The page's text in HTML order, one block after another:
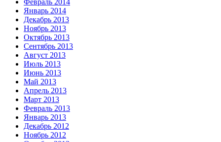
Январь 2014
Декабрь 2013
Ноябрь 2013
Октябрь 2013
Сентябрь 2013
Август 2013
Июль 2013
Июнь 2013
Май 2013
Апрель 2013
Март 2013
Февраль 2013
Январь 2013
Декабрь 2012
Ноябрь 2012